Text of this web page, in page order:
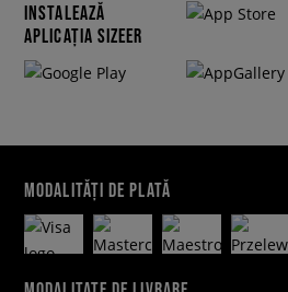
INSTALEAZĂ
APLICAȚIA SIZEER
MODALITĂȚI DE PLATĂ